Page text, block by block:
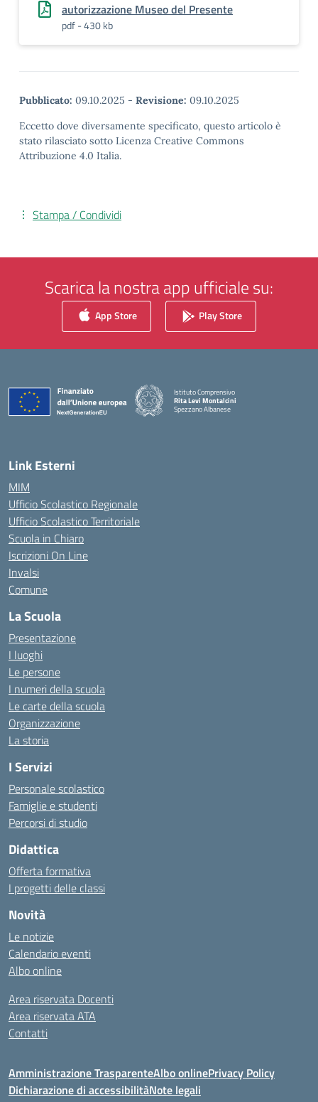
autorizzazione Museo del Presente
pdf - 430 kb
Pubblicato: 09.10.2025 - Revisione: 09.10.2025
Eccetto dove diversamente specificato, questo articolo è
stato rilasciato sotto Licenza Creative Commons
Attribuzione 4.0 Italia.
Stampa / Condividi
Scarica la nostra app ufficiale su:
App Store Play Store
Istituto Comprensivo
Rita Levi Montalcini
Spezzano Albanese
— Visita la pagina iniziale della scuola
Link Esterni
MIM
Ufficio Scolastico Regionale
Ufficio Scolastico Territoriale
Scuola in Chiaro
Iscrizioni On Line
Invalsi
Comune
La Scuola
Presentazione
I luoghi
Le persone
I numeri della scuola
Le carte della scuola
Organizzazione
La storia
I Servizi
Personale scolastico
Famiglie e studenti
Percorsi di studio
Didattica
Offerta formativa
I progetti delle classi
Novità
Le notizie
Calendario eventi
Albo online
Area riservata Docenti
Area riservata ATA
Contatti
Amministrazione TrasparenteAlbo onlinePrivacy Policy
Dichiarazione di accessibilitàNote legali